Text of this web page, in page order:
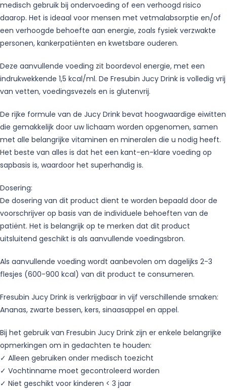
medisch gebruik bij ondervoeding of een verhoogd risico
daarop. Het is ideaal voor mensen met vetmalabsorptie en/of
een verhoogde behoefte aan energie, zoals fysiek verzwakte
personen, kankerpatiënten en kwetsbare ouderen.
Deze aanvullende voeding zit boordevol energie, met een
indrukwekkende 1,5 kcal/ml. De Fresubin Jucy Drink is volledig vrij
van vetten, voedingsvezels en is glutenvrij.
De rijke formule van de Jucy Drink bevat hoogwaardige eiwitten
die gemakkelijk door uw lichaam worden opgenomen, samen
met alle belangrijke vitaminen en mineralen die u nodig heeft.
Het beste van alles is dat het een kant-en-klare voeding op
sapbasis is, waardoor het superhandig is.
Dosering:
De dosering van dit product dient te worden bepaald door de
voorschrijver op basis van de individuele behoeften van de
patiënt. Het is belangrijk op te merken dat dit product
uitsluitend geschikt is als aanvullende voedingsbron.
Als aanvullende voeding wordt aanbevolen om dagelijks 2-3
flesjes (600-900 kcal) van dit product te consumeren.
Fresubin Jucy Drink is verkrijgbaar in vijf verschillende smaken:
Ananas, zwarte bessen, kers, sinaasappel en appel.
Bij het gebruik van Fresubin Jucy Drink zijn er enkele belangrijke
opmerkingen om in gedachten te houden:
✓ Alleen gebruiken onder medisch toezicht
✓ Vochtinname moet gecontroleerd worden
✓ Niet geschikt voor kinderen < 3 jaar